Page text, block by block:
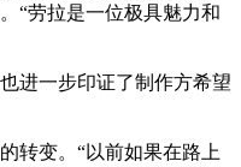
“劳拉是一位极具魅力和
进一步印证了制作方希望
转变。“以前如果在路上